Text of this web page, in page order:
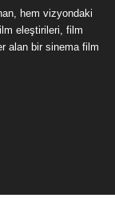
hem vizyondaki
eleştirileri, film
alan bir sinema film